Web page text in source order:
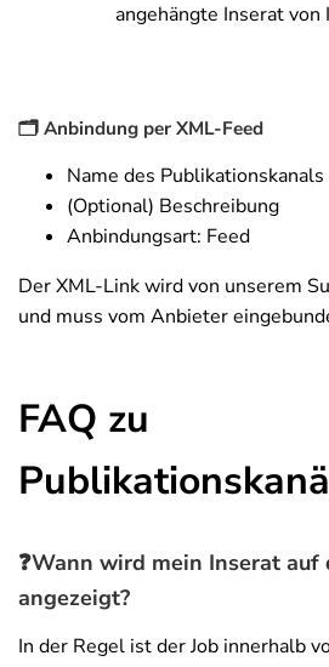
angehängte Inserat
🗂️ Anbindung per XML-Feed
Name des Publikationskanals
(Optional) Beschreibung
Anbindungsart: Feed
Der XML-Link wird von unserem
und muss vom Anbieter
FAQ zu
❓Wann wird mein Inserat
angezeigt?
In der Regel ist der Job innerhalb